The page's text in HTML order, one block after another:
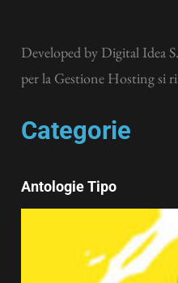
Developed by Digital Idea
per la Gestione Hosting si
Categorie
Antologie Tipo